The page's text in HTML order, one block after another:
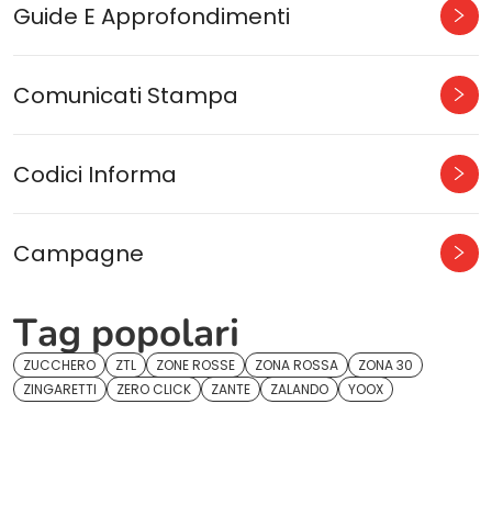
Guide E Approfondimenti
Comunicati Stampa
Codici Informa
Campagne
Tag popolari
ZUCCHERO ZTL ZONE ROSSE ZONA ROSSA
ZONA 30
ZINGARETTI
ZERO CLICK ZANTE ZALANDO YOOX